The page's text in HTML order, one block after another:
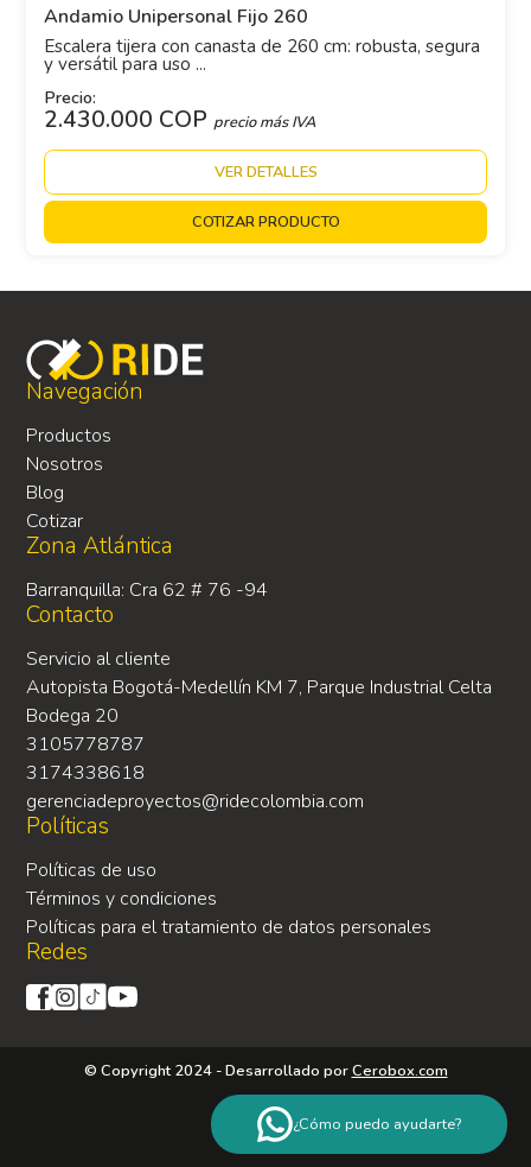
Andamio Unipersonal Fijo 260
Escalera tijera con canasta de 260 cm: robusta, segura
y versátil para uso ...
Precio:
2.430.000 COPprecio más IVA
VER DETALLES
COTIZAR PRODUCTO
¿Cómo puedo ayudarte?
Navegación
Productos
Nosotros
Blog
Cotizar
Zona Atlántica
Barranquilla: Cra 62 # 76 -94
Contacto
Servicio al cliente
Autopista Bogotá-Medellín KM 7, Parque Industrial Celta
Bodega 20
3105778787
3174338618
gerenciadeproyectos@ridecolombia.com
Políticas
Políticas de uso
Términos y condiciones
Políticas para el tratamiento de datos personales
Redes
© Copyright 2024 - Desarrollado porCerobox.com